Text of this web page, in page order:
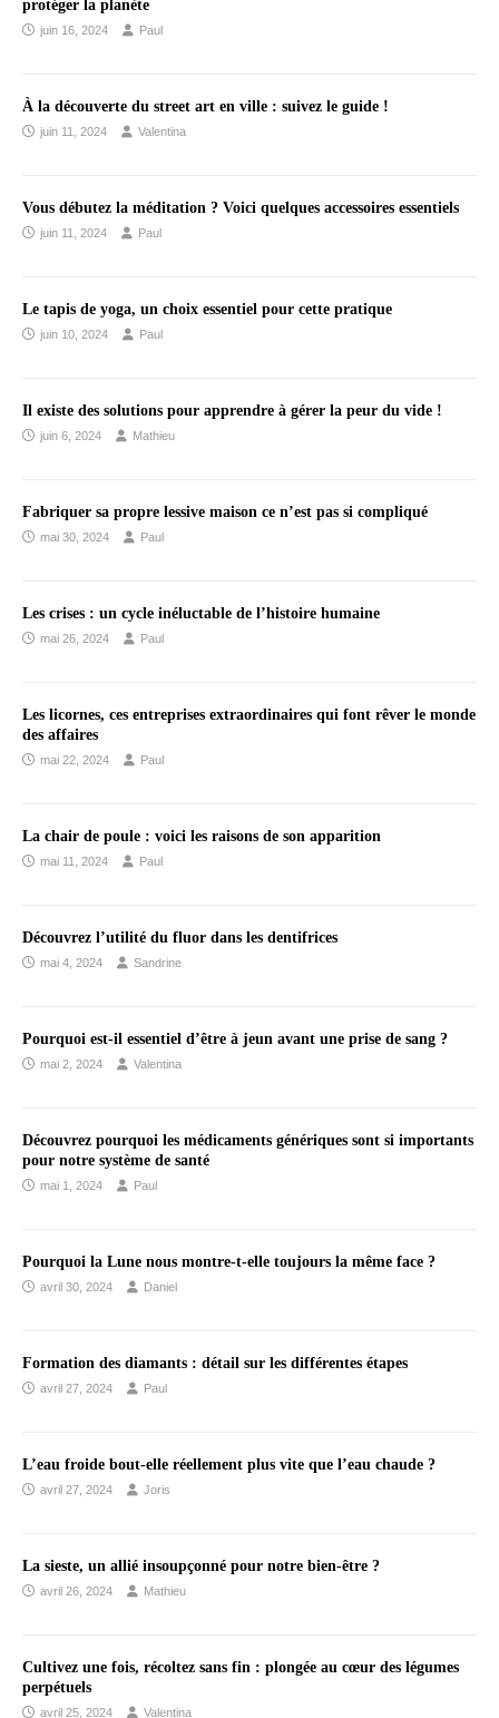
protéger la planète
juin 16, 2024 Paul
À la découverte du street art en ville : suivez le guide !
juin 11, 2024 Valentina
Vous débutez la méditation ? Voici quelques accessoires essentiels
juin 11, 2024 Paul
Le tapis de yoga, un choix essentiel pour cette pratique
juin 10, 2024 Paul
Il existe des solutions pour apprendre à gérer la peur du vide !
juin 6, 2024 Mathieu
Fabriquer sa propre lessive maison ce n’est pas si compliqué
mai 30, 2024 Paul
Les crises : un cycle inéluctable de l’histoire humaine
mai 26, 2024 Paul
Les licornes, ces entreprises extraordinaires qui font rêver le monde
des affaires
mai 22, 2024 Paul
La chair de poule : voici les raisons de son apparition
mai 11, 2024 Paul
Découvrez l’utilité du fluor dans les dentifrices
mai 4, 2024 Sandrine
Pourquoi est-il essentiel d’être à jeun avant une prise de sang ?
mai 2, 2024 Valentina
Découvrez pourquoi les médicaments génériques sont si importants
pour notre système de santé
mai 1, 2024 Paul
Pourquoi la Lune nous montre-t-elle toujours la même face ?
avril 30, 2024 Daniel
Formation des diamants : détail sur les différentes étapes
avril 27, 2024 Paul
L’eau froide bout-elle réellement plus vite que l’eau chaude ?
avril 27, 2024 Joris
La sieste, un allié insoupçonné pour notre bien-être ?
avril 26, 2024 Mathieu
Cultivez une fois, récoltez sans fin : plongée au cœur des légumes
perpétuels
avril 25, 2024 Valentina